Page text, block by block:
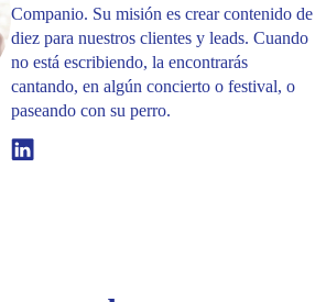
Companio. Su misión es crear contenido de
diez para nuestros clientes y leads. Cuando
no está escribiendo, la encontrarás
cantando, en algún concierto o festival, o
paseando con su perro.
Linkedin